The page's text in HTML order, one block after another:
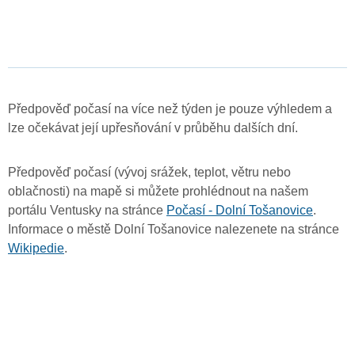
Předpověď počasí na více než týden je pouze výhledem a
lze očekávat její upřesňování v průběhu dalších dní.
Předpověď počasí (vývoj srážek, teplot, větru nebo
oblačnosti) na mapě si můžete prohlédnout na našem
portálu Ventusky na stránce Počasí - Dolní Tošanovice.
Informace o městě Dolní Tošanovice nalezenete na stránce
Wikipedie.